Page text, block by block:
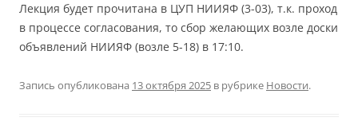
Лекция будет прочитана в ЦУП НИИЯФ (3-03), т.к. проход
в процессе согласования, то сбор желающих возле доски
объявлений НИИЯФ (возле 5-18) в 17:10.
Запись опубликована 13 октября 2025 в рубрике Новости.